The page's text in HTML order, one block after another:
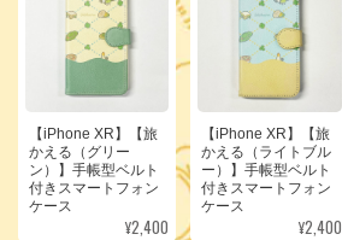
【iPhone XR】【旅
かえる（グリー
ン）】手帳型ベルト
付きスマートフォン
ケース
¥2,400
【iPhone XR】【旅
かえる（ライトブル
ー）】手帳型ベルト
付きスマートフォン
ケース
¥2,400